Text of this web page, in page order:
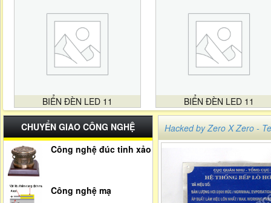
BIỂN ĐÈN LED 11 BIỂN ĐÈN LED 11
CHUYỂN GIAO CÔNG NGHỆ
Công nghệ đúc tinh xảo
Công nghệ mạ
Hacked by Zero X Zero -